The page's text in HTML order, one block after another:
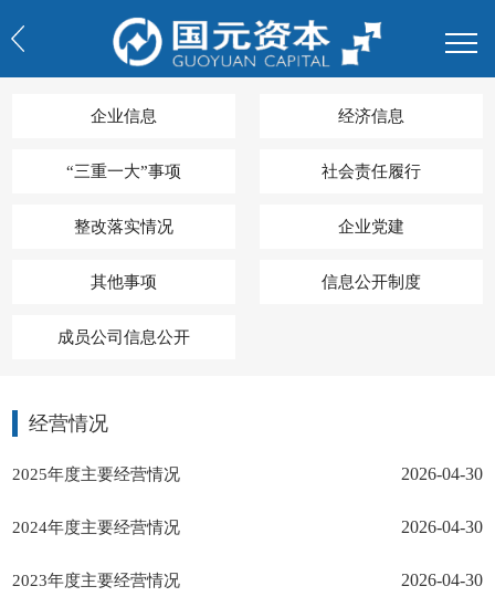
企业信息 经济信息
“三重一大”事项 社会责任履行
整改落实情况 企业党建
其他事项 信息公开制度
成员公司信息公开
经营情况
2025年度主要经营情况 2026-04-30
2024年度主要经营情况 2026-04-30
2023年度主要经营情况 2026-04-30